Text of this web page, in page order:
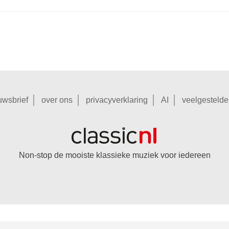
over ons privacyverklaring AI
Non-stop de mooiste klassieke muziek voor iedereen